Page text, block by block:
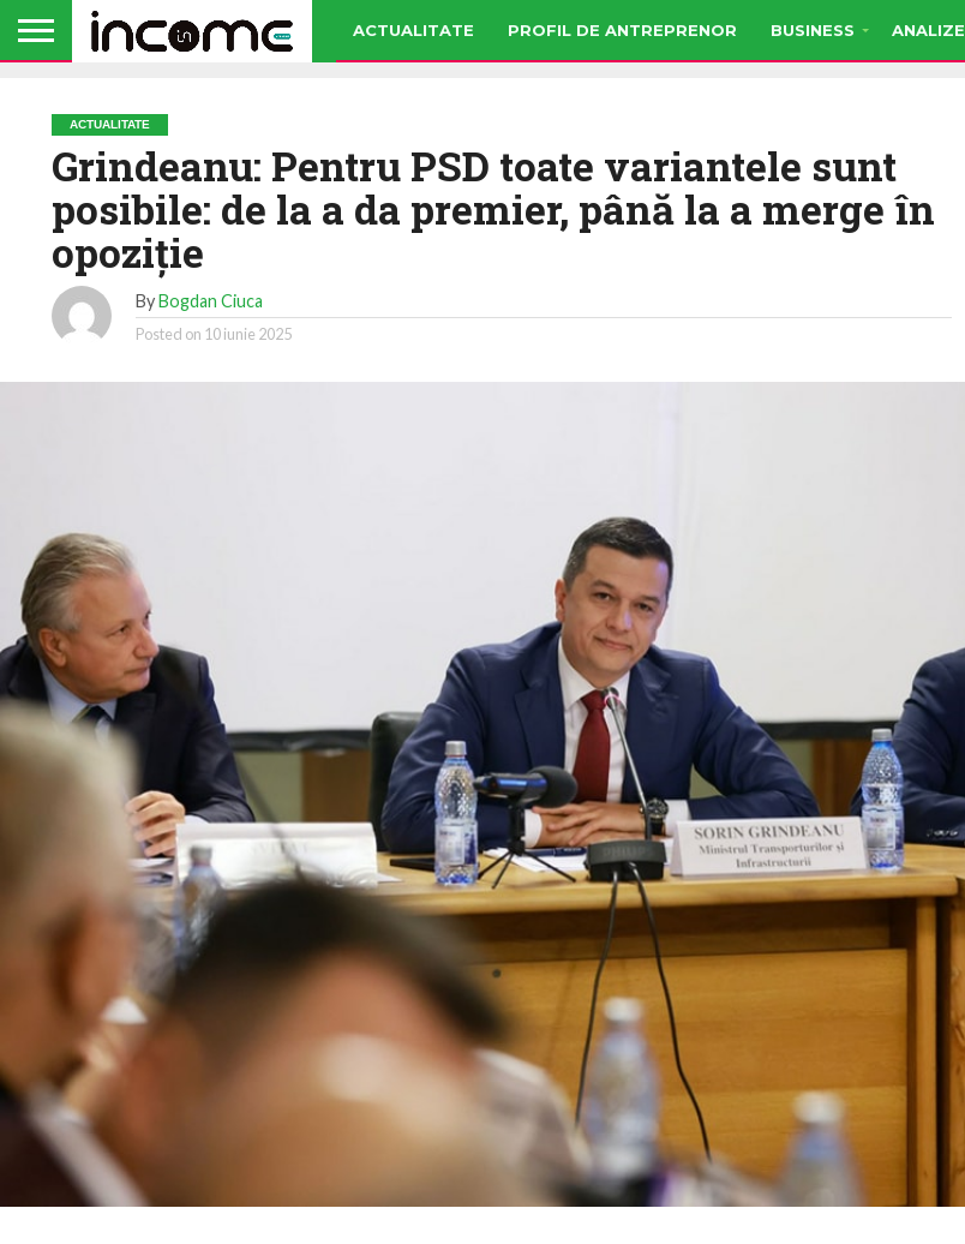
ACTUALITATE PROFIL DE ANTREPRENOR BUSINESS ANALIZE
ACTUALITATE
Grindeanu: Pentru PSD toate variantele sunt
posibile: de la a da premier, până la a merge în
opoziţie
ByBogdan Ciuca
Posted on 10 iunie 2025